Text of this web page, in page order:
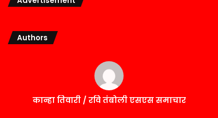
Authors
कान्हा तिवारी / रवि तंबोली एसएस समाचार